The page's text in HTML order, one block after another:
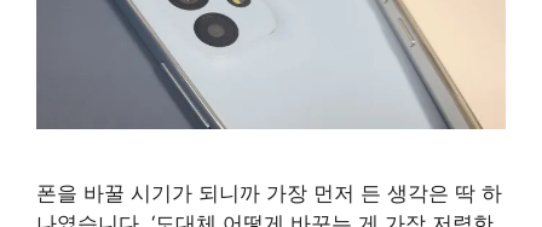
폰을 바꿀 시기가 되니까 가장 먼저 든 생각은 딱 하